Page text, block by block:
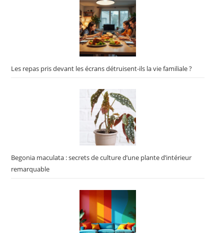
Les repas pris devant les écrans détruisent-ils la vie familiale ?
Begonia maculata : secrets de culture d’une plante d’intérieur
remarquable